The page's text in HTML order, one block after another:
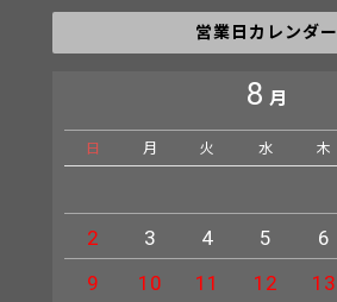
営業日カレンダー
8 月
日 月 火 水 木
2
3 4 5 6
9
10 11 12 13